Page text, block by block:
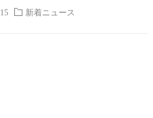
新着ニュース